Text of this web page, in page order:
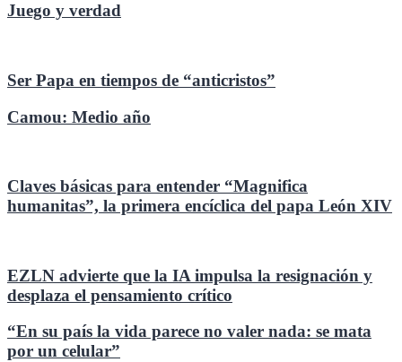
Juego y verdad
Ser Papa en tiempos de “anticristos”
Camou: Medio año
Claves básicas para entender “Magnifica
humanitas”, la primera encíclica del papa León XIV
EZLN advierte que la IA impulsa la resignación y
desplaza el pensamiento crítico
“En su país la vida parece no valer nada: se mata
por un celular”